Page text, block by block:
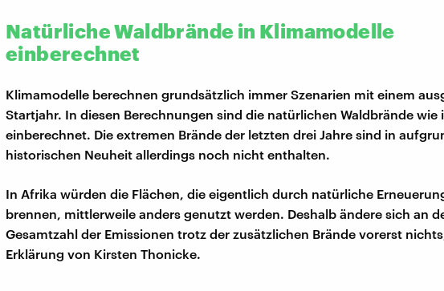
Natürliche Waldbrände in Klimamodelle
einberechnet
Klimamodelle berechnen grundsätzlich immer Szenarien mit einem
Startjahr. In diesen Berechnungen sind die natürlichen Waldbrände wie
einberechnet. Die extremen Brände der letzten drei Jahre sind in
historischen Neuheit allerdings noch nicht enthalten.
In Afrika würden die Flächen, die eigentlich durch natürliche
brennen, mittlerweile anders genutzt werden. Deshalb ändere sich an
Gesamtzahl der Emissionen trotz der zusätzlichen Brände vorerst
Erklärung von Kirsten Thonicke.